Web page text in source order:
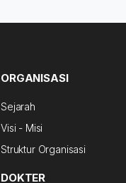
ORGANISASI
Sejarah
Visi - Misi
Struktur Organisasi
DOKTER